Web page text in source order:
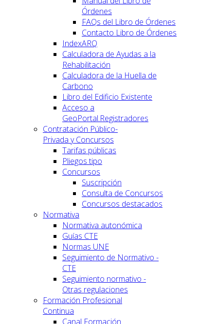
Órdenes
FAQs del Libro de Órdenes
Contacto Libro de Órdenes
IndexARQ
Calculadora de Ayudas a la
Rehabilitación
Calculadora de la Huella de
Carbono
Libro del Edificio Existente
Acceso a
GeoPortal.Registradores
Contratación Público-
Privada y Concursos
Tarifas públicas
Pliegos tipo
Concursos
Suscripción
Consulta de Concursos
Concursos destacados
Normativa
Normativa autonómica
Guías CTE
Normas UNE
Seguimiento de Normativo -
CTE
Seguimiento normativo -
Otras regulaciones
Formación Profesional
Continua
Canal Formación